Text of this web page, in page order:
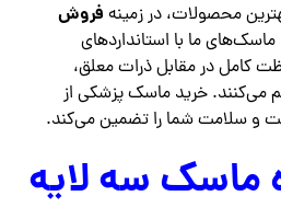
محصولات، در زمینه فروش
ماسک‌های ما با استانداردهای
کامل در مقابل ذرات معلق،
می‌کنند. خرید ماسک پزشکی از
و سلامت شما را تضمین می‌کند.
سه لایه